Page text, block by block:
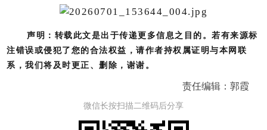
声明：转载此文是出于传递更多信息之目的。若有来源标
注错误或侵犯了您的合法权益，请作者持权属证明与本网联
系，我们将及时更正、删除，谢谢。
责任编辑：郭霞
微信长按扫描二维码后分享